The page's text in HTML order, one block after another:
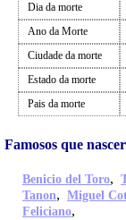
Dia da morte
Ano da Morte
Ciudade da morte
Estado da morte
Pais da morte
Famosos que
Benicio del Toro,
Tanon, Miguel
Feliciano,